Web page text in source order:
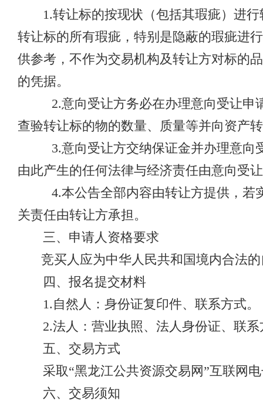
1.转让标的按现状（包括其瑕疵）进
转让标的所有瑕疵，特别是隐蔽的瑕疵进
供参考，不作为交易机构及转让方对标的
的凭据。
2.意向受让方务必在办理意向受让申
查验转让标的物的数量、质量等并向资产
3.意向受让方交纳保证金并办理意向
由此产生的任何法律与经济责任由意向受
4.本公告全部内容由转让方提供，若
关责任由转让方承担。
三、申请人资格要求
竞买人应为中华人民共和国境内合法
四、报名提交材料
1.自然人：身份证复印件、联系方式。
2.法人：营业执照、法人身份证、联
五、交易方式
采取“黑龙江公共资源交易网”互联网
六、交易须知